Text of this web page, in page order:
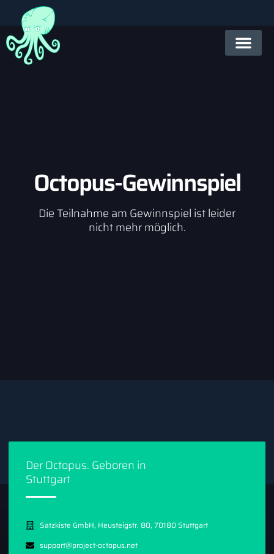
Octopus-Gewinnspiel
Die Teilnahme am Gewinnspiel ist leider
nicht mehr möglich.
Der Octopus. Geboren in
Stuttgart
Satzkiste GmbH, Heusteigstr. 80, 70180 Stuttgart
support@project-octopus.net